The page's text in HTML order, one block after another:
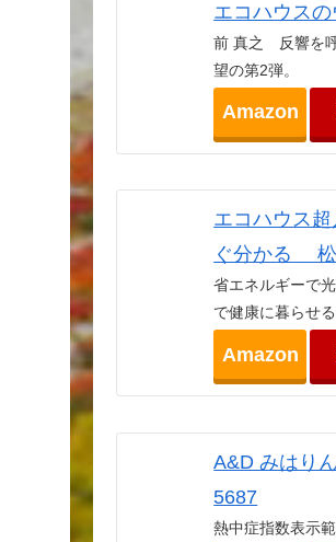
エコハウス
前 真之 反響を
望の第2弾。
Amazon
エコハウス
ぐ分かる 松
省エネルギーで
で健康に暮らせ
Amazon
A&D みはり
5687
熱中症指数表示